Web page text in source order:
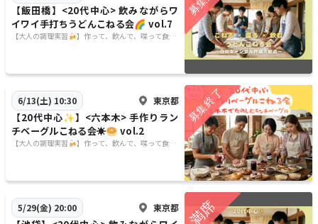
【飯田橋】<20代中心> 飲みながらワ
イワイ手打ちうどんこねる会🌈 vol.7
【大人の調理実習🍻】作って、飲んで、喋って食べ
6/13(土) 10:30 東京都
【20代中心✨】<六本木> 手作りラン
チベーグルこねる会☀️🥯 vol.2
【大人の調理実習🍻】作って、飲んで、喋って食べ
5/29(金) 20:00 東京都